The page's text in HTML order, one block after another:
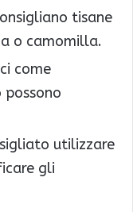
tisane
o camomilla.
come
utilizzare
gli